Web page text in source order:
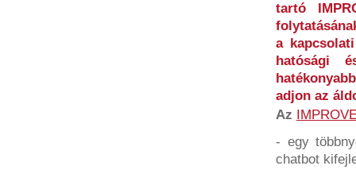
tartó
a
hatósági
adjon az
Az
- egy
chatbot